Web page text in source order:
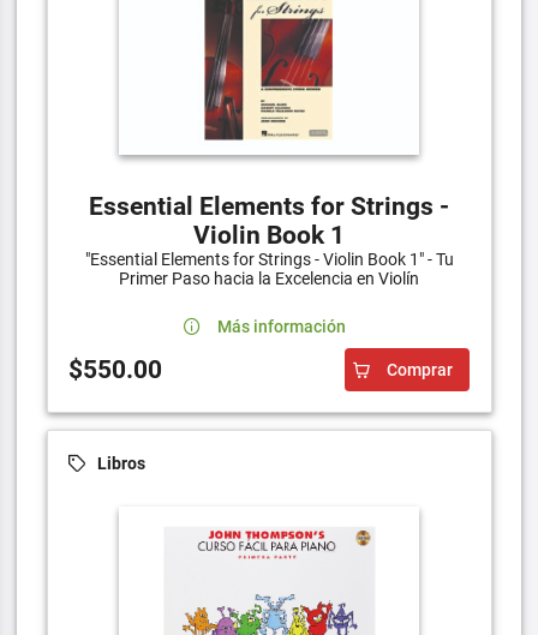
Essential Elements for Strings -
Violin Book 1
"Essential Elements for Strings - Violin Book 1" - Tu
Primer Paso hacia la Excelencia en Violín
Más información
$550.00 Comprar
Libros